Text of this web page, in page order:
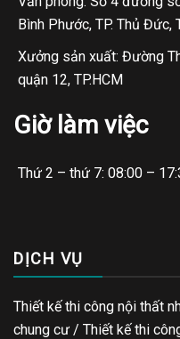
Bình Phước, TP. Thủ Đức,
Xưởng sản xuất: Đường
quận 12, TP.HCM
Giờ làm việc
Thứ 2 – thứ 7: 08:00 –
DỊCH VỤ
Thiết kế thi công nội thất
chung cư / Thiết kế thi